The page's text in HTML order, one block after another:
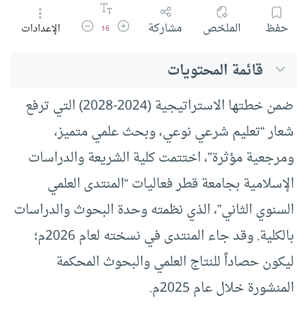
حفظ الملخص مشاركة زيادة حجم الخط
16 تقليل حجم الخط
الإعدادات
قائمة المحتويات
ضمن خطتها الاستراتيجية (2024-2028) التي ترفع
شعار “تعليم شرعي نوعي، وبحث علمي متميز،
ومرجعية مؤثرة”، اختتمت كلية الشريعة والدراسات
الإسلامية بجامعة قطر فعاليات “المنتدى العلمي
السنوي الثاني”، الذي نظمته وحدة البحوث والدراسات
بالكلية. وقد جاء المنتدى في نسخته لعام 2026م؛
ليكون حصاداً للنتاج العلمي والبحوث المحكمة
المنشورة خلال عام 2025م.